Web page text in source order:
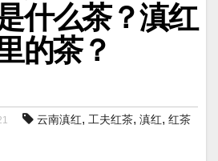
什么茶？滇红
的茶？
云南滇红, 工夫红茶, 滇红, 红茶